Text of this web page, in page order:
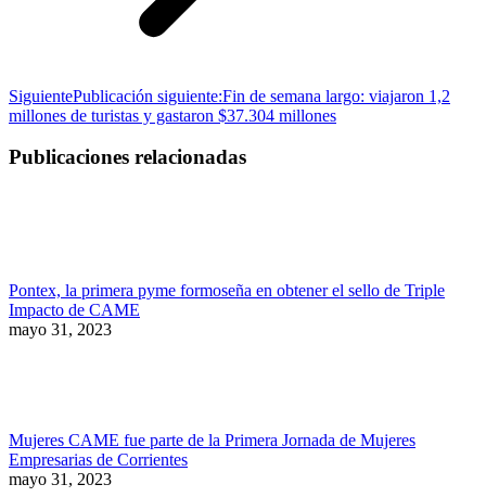
SiguientePublicación siguiente:Fin de semana largo: viajaron 1,2
millones de turistas y gastaron $37.304 millones
Publicaciones relacionadas
Pontex, la primera pyme formoseña en obtener el sello de Triple
Impacto de CAME
mayo 31, 2023
Mujeres CAME fue parte de la Primera Jornada de Mujeres
Empresarias de Corrientes
mayo 31, 2023